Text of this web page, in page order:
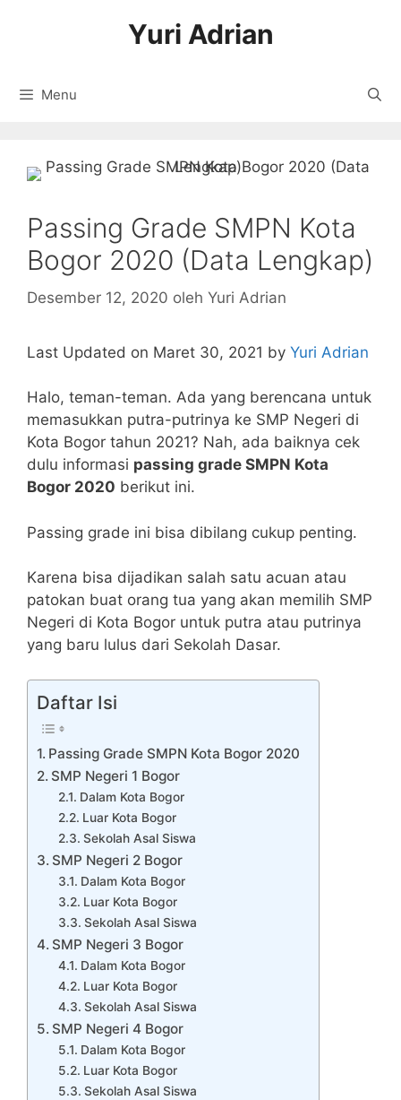
Yuri Adrian
Menu
Passing Grade SMPN Kota
Bogor 2020 (Data Lengkap)
Desember 12, 2020 oleh Yuri Adrian
Last Updated on Maret 30, 2021 by Yuri Adrian
Halo, teman-teman. Ada yang berencana untuk
memasukkan putra-putrinya ke SMP Negeri di
Kota Bogor tahun 2021? Nah, ada baiknya cek
dulu informasi passing grade SMPN Kota
Bogor 2020 berikut ini.
Passing grade ini bisa dibilang cukup penting.
Karena bisa dijadikan salah satu acuan atau
patokan buat orang tua yang akan memilih SMP
Negeri di Kota Bogor untuk putra atau putrinya
yang baru lulus dari Sekolah Dasar.
Daftar Isi
Passing Grade SMPN Kota Bogor 2020
SMP Negeri 1 Bogor
Dalam Kota Bogor
Luar Kota Bogor
Sekolah Asal Siswa
SMP Negeri 2 Bogor
Dalam Kota Bogor
Luar Kota Bogor
Sekolah Asal Siswa
SMP Negeri 3 Bogor
Dalam Kota Bogor
Luar Kota Bogor
Sekolah Asal Siswa
SMP Negeri 4 Bogor
Dalam Kota Bogor
Luar Kota Bogor
Sekolah Asal Siswa